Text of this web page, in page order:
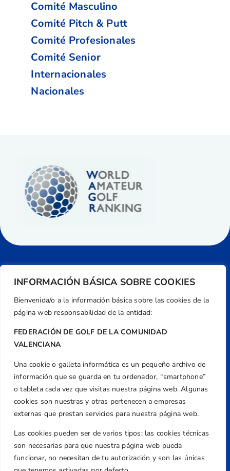
INFORMACIÓN BÁSICA SOBRE COOKIES
Bienvenida/o a la información básica sobre las cookies de la
página web responsabilidad de la entidad:
FEDERACIÓN DE GOLF DE LA COMUNIDAD
VALENCIANA
Una cookie o galleta informática es un pequeño archivo de
información que se guarda en tu ordenador, “smartphone”
o tableta cada vez que visitas nuestra página web. Algunas
cookies son nuestras y otras pertenecen a empresas
externas que prestan servicios para nuestra página web.
Las cookies pueden ser de varios tipos: las cookies técnicas
son necesarias para que nuestra página web pueda
funcionar, no necesitan de tu autorización y son las únicas
Comité Masculino
Comité Pitch & Putt
Comité Profesionales
Comité Senior
Internacionales
Nacionales
Dirección
Centre de L´Esport, Carrer d'Isaac Peral i
Caballero, Nº 5, Despachos 2 y 3, 46980,
Valencia
+34 961 367 799
Email